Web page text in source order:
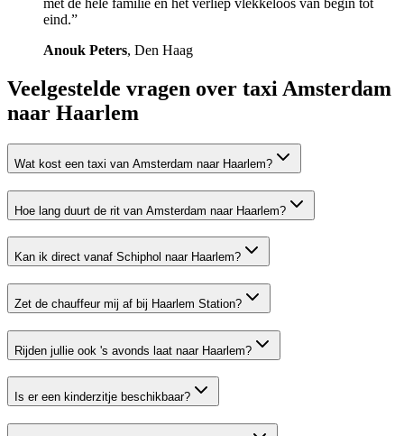
met de hele familie en het verliep vlekkeloos van begin tot
eind.”
Anouk Peters, Den Haag
Veelgestelde vragen over taxi Amsterdam
naar Haarlem
Wat kost een taxi van Amsterdam naar Haarlem?
Hoe lang duurt de rit van Amsterdam naar Haarlem?
Kan ik direct vanaf Schiphol naar Haarlem?
Zet de chauffeur mij af bij Haarlem Station?
Rijden jullie ook 's avonds laat naar Haarlem?
Is er een kinderzitje beschikbaar?